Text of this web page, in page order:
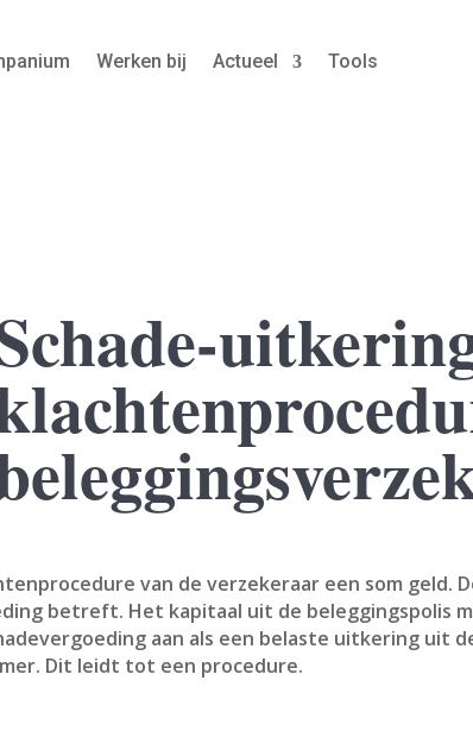
Werken bij Actueel Tools
van de verzekeraar een som geld.
betreft. Het kapitaal uit de beleggingspolis
aan als een belaste uitkering uit
Dit leidt tot een procedure.